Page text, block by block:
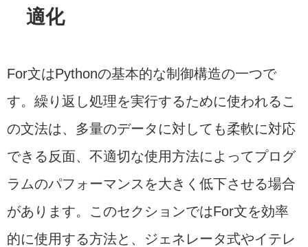
適化
For文はPythonの基本的な制御構造の一つで
す。繰り返し処理を実行するために使われるこ
の文法は、多量のデータに対しても柔軟に対応
できる反面、不適切な使用方法によってプログ
ラムのパフォーマンスを大きく低下させる場合
があります。このセクションではFor文を効率
的に使用する方法と、ジェネレータ式やイテレ